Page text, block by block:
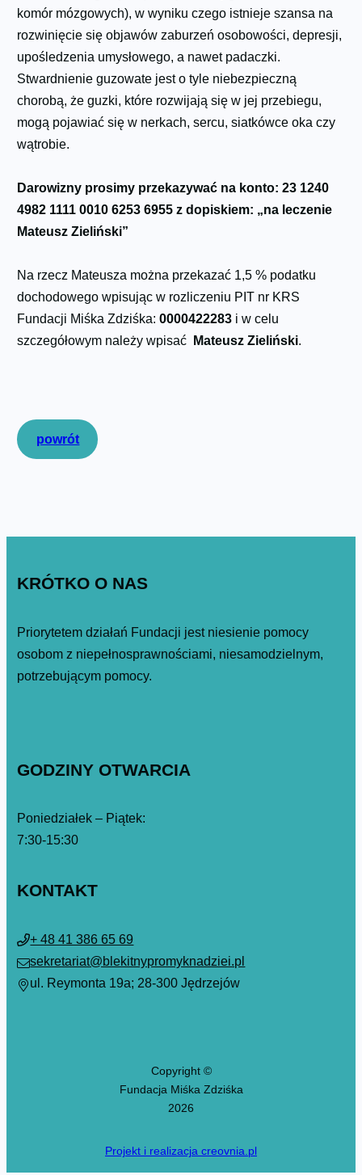
komór mózgowych), w wyniku czego istnieje szansa na
rozwinięcie się objawów zaburzeń osobowości, depresji,
upośledzenia umysłowego, a nawet padaczki.
Stwardnienie guzowate jest o tyle niebezpieczną
chorobą, że guzki, które rozwijają się w jej przebiegu,
mogą pojawiać się w nerkach, sercu, siatkówce oka czy
wątrobie.
Darowizny prosimy przekazywać na konto: 23 1240
4982 1111 0010 6253 6955 z dopiskiem: „na leczenie
Mateusz Zieliński”
Na rzecz Mateusza można przekazać 1,5 % podatku
dochodowego wpisując w rozliczeniu PIT nr KRS
Fundacji Miśka Zdziśka:0000422283 i w celu
szczegółowym należy wpisać
Mateusz Zieliński.
powrót
KRÓTKO O NAS
Priorytetem działań Fundacji jest niesienie pomocy
osobom z niepełnosprawnościami, niesamodzielnym,
potrzebującym pomocy.
GODZINY OTWARCIA
Poniedziałek – Piątek:
7:30-15:30
KONTAKT
+ 48 41 386 65 69
sekretariat@blekitnypromyknadziei.pl
ul. Reymonta 19a; 28-300 Jędrzejów
Copyright ©
Fundacja Miśka Zdziśka
2026
Projekt i realizacja creovnia.pl